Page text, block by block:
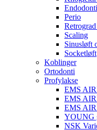
Endodonti
Perio
Scaling
Sinusløft
Socketløft
Koblinger
Ortodonti
Profylakse
EMS
EMS
EMS
YOUNG
NSK